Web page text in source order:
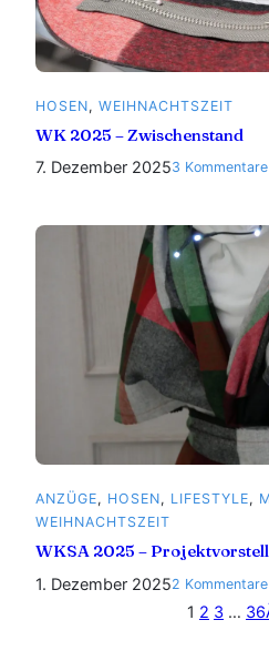
HOSEN, WEIHNACHTSZEIT
WK 2025 – Zwischenstand
7. Dezember 20253 Kommentare
ANZÜGE, HOSEN, LIFESTYLE,
WEIHNACHTSZEIT
WKSA 2025 –
1. Dezember 20252 Kommentare
1 2 3 … 36